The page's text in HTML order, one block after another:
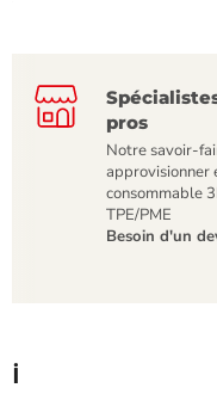
pros
Notre savoir-
approvisionner
consommable
TPE/PME
Besoin d'un
ℹ️